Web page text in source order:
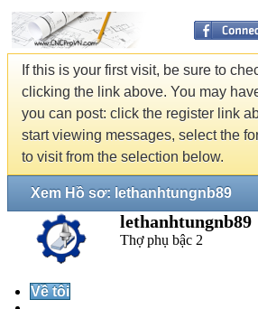
If this is your first visit, be sure to
clicking the link above. You may
you can post: click the register link
start viewing messages, select the
to visit from the selection below.
Xem Hồ sơ: lethanhtungnb89
lethanhtungnb89
Thợ phụ bậc 2
Về tôi